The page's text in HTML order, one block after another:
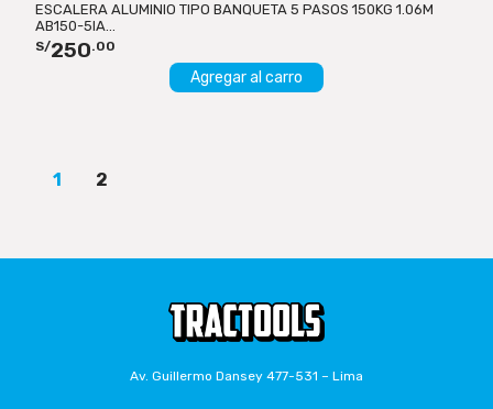
ESCALERA ALUMINIO TIPO BANQUETA 5 PASOS 150KG 1.06M
AB150-5IA...
S/250.00
Agregar al carro
1 2
Av. Guillermo Dansey 477-531 – Lima